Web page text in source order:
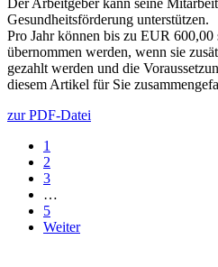
Der Arbeitgeber kann seine
Gesundheitsförderung unterstützen.
Pro Jahr können bis zu EUR 600,00
übernommen werden, wenn sie
gezahlt werden und die
diesem Artikel für Sie
zur PDF-Datei
1
2
3
…
5
Weiter